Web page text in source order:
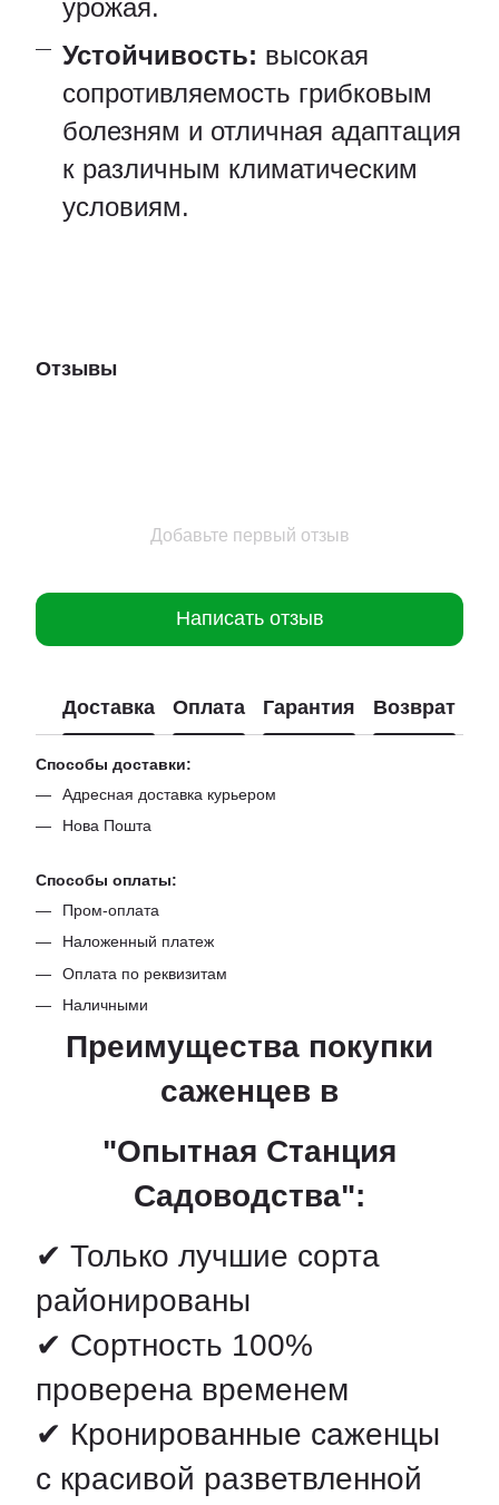
урожая.
Устойчивость: высокая
сопротивляемость грибковым
болезням и отличная адаптация
к различным климатическим
условиям.
Отзывы
Добавьте первый отзыв
Написать отзыв
Доставка Оплата Гарантия Возврат
Способы доставки:
Адресная доставка курьером
Нова Пошта
Способы оплаты:
Пром-оплата
Наложенный платеж
Оплата по реквизитам
Наличными
Преимущества покупки
саженцев в
"Опытная Станция
Садоводства":
✔ Только лучшие сорта
районированы
✔ Сортность 100%
проверена временем
✔ Кронированные саженцы
с красивой разветвленной